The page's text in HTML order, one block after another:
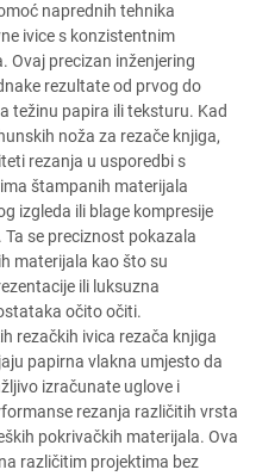
naprednih tehnika
ivice s konzistentnim
Ovaj precizan inženjering
rezultate od prvog do
težinu papira ili teksturu. Kad
noža za rezače knjiga,
rezanja u usporedbi s
štampanih materijala
izgleda ili blage kompresije
se preciznost pokazala
materijala kao što su
ili luksuzna
očito očiti.
rezačkih ivica rezača knjiga
papirna vlakna umjesto da
izračunate uglove i
rezanja različitih vrsta
pokrivačkih materijala. Ova
različitim projektima bez